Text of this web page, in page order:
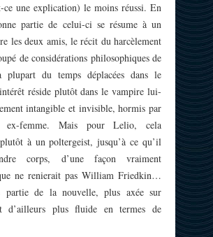
ce une explication) le moins réussi. En
partie de celui-ci se résume à un
les deux amis, le récit du harcèlement
de considérations philosophiques de
plupart du temps déplacées dans le
réside plutôt dans le vampire lui-
intangible et invisible, hormis par
ex-femme. Mais pour Lelio, cela
à un poltergeist, jusqu’à ce qu’il
corps, d’une façon vraiment
ne renierait pas William Friedkin…
partie de la nouvelle, plus axée sur
d’ailleurs plus fluide en termes de